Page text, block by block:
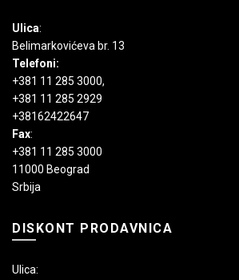
Ulica:
Belimarkovićeva br. 13
Telefoni:
+381 11 285 3000,
+381 11 285 2929
+38162422647
Fax:
+381 11 285 3000
11000 Beograd
Srbija
DISKONT PRODAVNICA
Ulica: